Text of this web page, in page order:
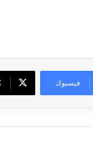
فيسبوك